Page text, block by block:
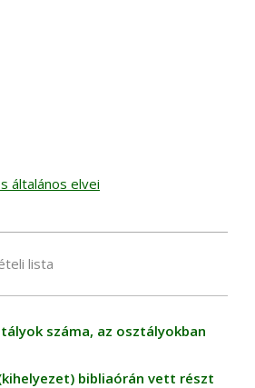
általános elvei
lista
száma, az osztályokban
bibliaórán vett részt